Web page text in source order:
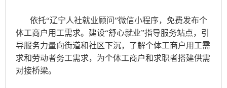
依托“辽宁人社就业顾问”微信小程序，免费发布个
体工商户用工需求。建设“舒心就业”指导服务站点，引
导服务力量向街道和社区下沉，了解个体工商户用工需
求和劳动者务工需求，为个体工商户和求职者搭建供需
对接桥梁。